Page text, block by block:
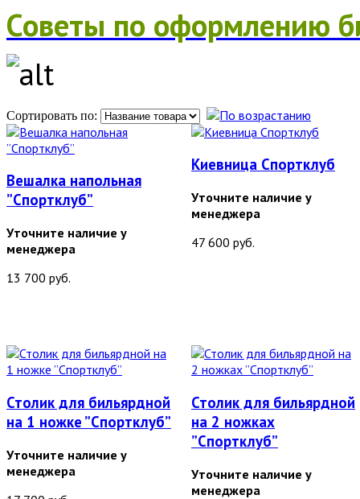
Советы по оформлению
Сортировать по:
Вешалка напольная
”Спортклуб”
Уточните наличие у
менеджера
13 700 руб.
Киевница Спортклуб
Уточните наличие у
менеджера
47 600 руб.
Столик для бильярдной
на 1 ножке ”Спортклуб”
Уточните наличие у
менеджера
Столик для бильярдной
на 2 ножках
”Спортклуб”
Уточните наличие у
менеджера